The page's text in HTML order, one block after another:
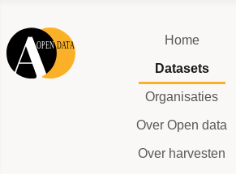
Home
Datasets
Organisaties
Over Open data
Over harvesten